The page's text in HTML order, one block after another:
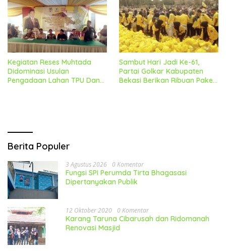
Kegiatan Reses Muhtada
Didominasi Usulan
Pengadaan Lahan TPU Dan
Sambut Hari Jadi Ke-61,
Partai Golkar Kabupaten
Bekasi Berikan Ribuan Paket
Berita Populer
3 Agustus 2026 0 Komentar
Fungsi SPI Perumda Tirta Bhagasasi
Dipertanyakan Publik
12 Oktober 2020 0 Komentar
Karang Taruna Cibarusah dan Ridomanah
Renovasi Masjid